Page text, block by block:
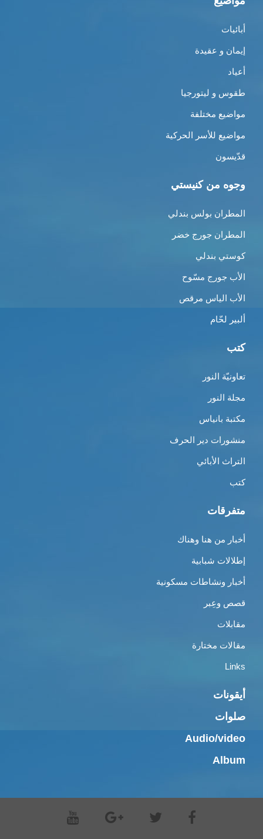
أبائيات
إيمان و عقيدة
أعياد
طقوس و ليتورجيا
مواضيع مختلفة
مواضيع للأسر الحركية
قدّيسون
وجوه من كنيستي
المطران بولس بندلي
المطران جورج خضر
كوستي بندلي
الأب جورج مسّوح
الأب الياس مرقص
ألبير لحّام
كتب
تعاونيّة النور
مجلة النور
مكتبة بانياس
منشورات دير الحرف
التراث الأبائي
كتب
متفرقات
أخبار من هنا وهناك
إطلالات شبابية
أخبار ونشاطات مسكونية
قصص وعِبر
مقابلات
مقالات مختارة
Links
أيقونات
صلوات
Audio/video
Album